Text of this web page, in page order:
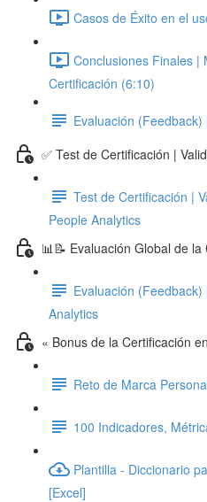
Casos de Éxito en el
Conclusiones Finales |
Certificación (6:10)
Evaluación
✅ Test de Certificación |
Test de Certificación |
People Analytics
📊📝 Evaluación Global de
Evaluación
Analytics
« Bonus de la Certificación
Reto de Marca
100 Indicadores,
Plantilla - Diccionario
[Excel]